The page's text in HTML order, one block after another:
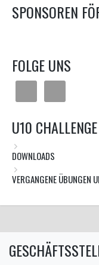
SPONSOREN
FOLGE UNS
U10 CHALLENGE
DOWNLOADS
VERGANGENE ÜBUNGEN